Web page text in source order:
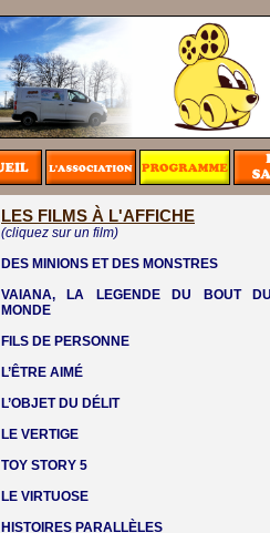
LES FILMS À L'AFFICHE
(cliquez sur un film)
DES MINIONS ET DES MONSTRES
VAIANA, LA LEGENDE DU BOUT
MONDE
FILS DE PERSONNE
L’ÊTRE AIMÉ
L’OBJET DU DÉLIT
LE VERTIGE
TOY STORY 5
LE VIRTUOSE
HISTOIRES PARALLÈLES